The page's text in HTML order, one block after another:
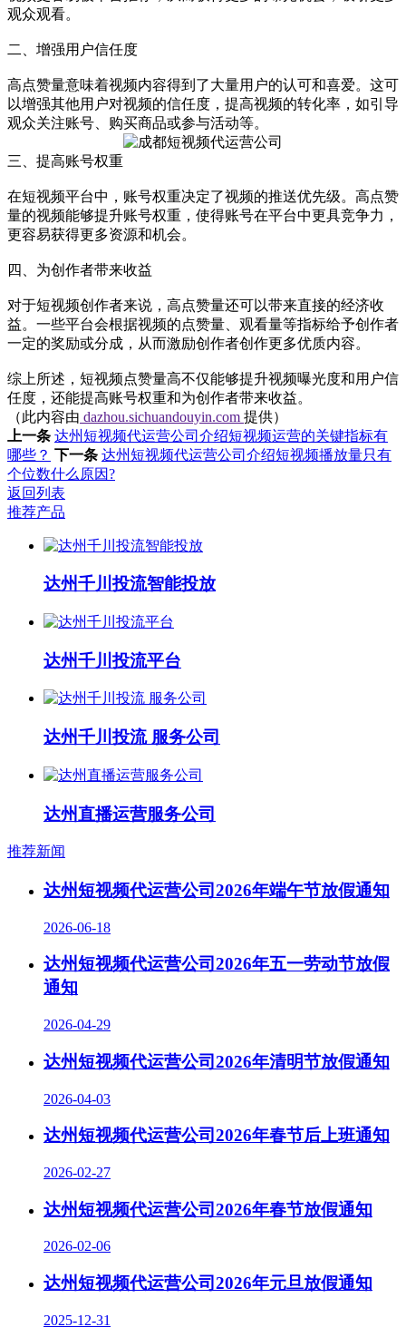
观众观看。
二、增强用户信任度
高点赞量意味着视频内容得到了大量用户的认可和喜爱。这可
以增强其他用户对视频的信任度，提高视频的转化率，如引导
观众关注账号、购买商品或参与活动等。
三、提高账号权重
在短视频平台中，账号权重决定了视频的推送优先级。高点赞
量的视频能够提升账号权重，使得账号在平台中更具竞争力，
更容易获得更多资源和机会。
四、为创作者带来收益
对于短视频创作者来说，高点赞量还可以带来直接的经济收
益。一些平台会根据视频的点赞量、观看量等指标给予创作者
一定的奖励或分成，从而激励创作者创作更多优质内容。
综上所述，短视频点赞量高不仅能够提升视频曝光度和用户信
任度，还能提高账号权重和为创作者带来收益。
（此内容由 dazhou.sichuandouyin.com 提供）
上一条 达州短视频代运营公司介绍短视频运营的关键指标有
哪些？ 下一条 达州短视频代运营公司介绍短视频播放量只有
个位数什么原因?
返回列表
推荐产品
达州千川投流智能投放
达州千川投流平台
达州千川投流 服务公司
达州直播运营服务公司
推荐新闻
达州短视频代运营公司2026年端午节放假通知
2026-06-18
达州短视频代运营公司2026年五一劳动节放假
通知
2026-04-29
达州短视频代运营公司2026年清明节放假通知
2026-04-03
达州短视频代运营公司2026年春节后上班通知
2026-02-27
达州短视频代运营公司2026年春节放假通知
2026-02-06
达州短视频代运营公司2026年元旦放假通知
2025-12-31